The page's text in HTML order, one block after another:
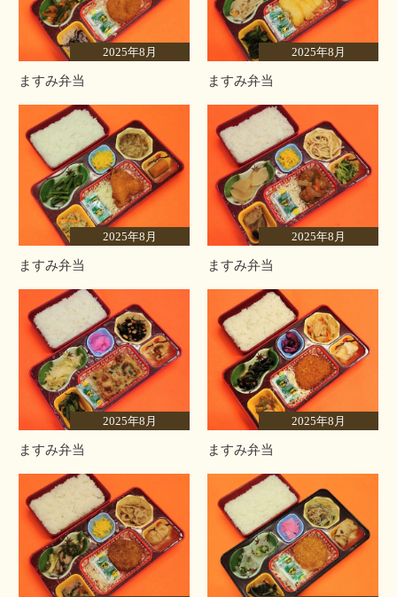
2025年8月
ますみ弁当
2025年8月
ますみ弁当
2025年8月
ますみ弁当
2025年8月
ますみ弁当
2025年8月
ますみ弁当
2025年8月
ますみ弁当